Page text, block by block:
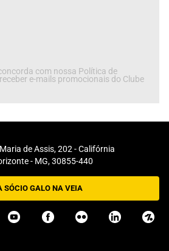
com nossa Política de
e-mails promocionais do Clube
de Assis, 202 - Califórnia
- MG, 30855-440
SÓCIO GALO NA VEIA